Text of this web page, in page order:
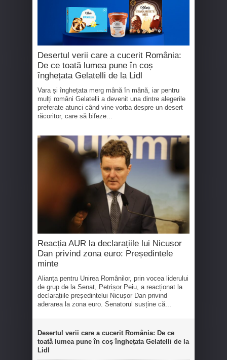
Desertul verii care a cucerit România:
De ce toată lumea pune în coș
înghețata Gelatelli de la Lidl
Vara și înghețata merg mână în mână, iar pentru
mulți români Gelatelli a devenit una dintre alegerile
preferate atunci când vine vorba despre un desert
răcoritor, care să bifeze...
Reacția AUR la declarațiile lui Nicușor
Dan privind zona euro: Președintele
minte
Alianța pentru Unirea Românilor, prin vocea liderului
de grup de la Senat, Petrișor Peiu, a reacționat la
declarațiile președintelui Nicușor Dan privind
aderarea la zona euro. Senatorul susține că...
Desertul verii care a cucerit România: De ce
toată lumea pune în coș înghețata Gelatelli de la
Lidl